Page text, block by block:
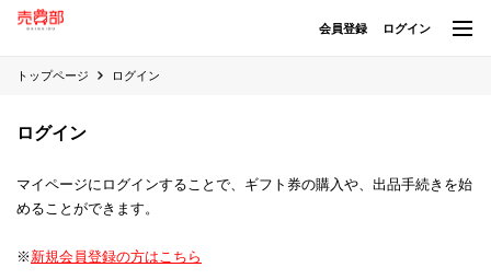
会員登録 ログイン
トップページ ログイン
ログイン
マイページにログインすることで、ギフト券の購入や、出品手続きを始
めることができます。
※ 新規会員登録の方はこちら